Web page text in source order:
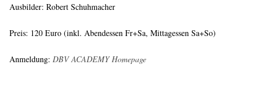
Ausbilder: Robert Schuhmacher
Preis: 120 Euro (inkl. Abendessen Fr+Sa, Mittagessen Sa+So)
Anmeldung: DBV ACADEMY Homepage